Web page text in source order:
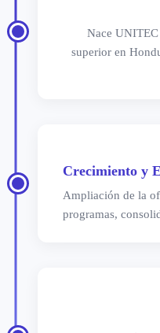
Nace
superior en
Crecimiento y
Ampliación de la
programas,